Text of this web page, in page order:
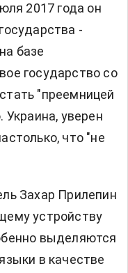
2017 года он
-
базе
государство со
"преемницей
Украина, уверен
что "не
Захар Прилепин
устройству
выделяются
в качестве